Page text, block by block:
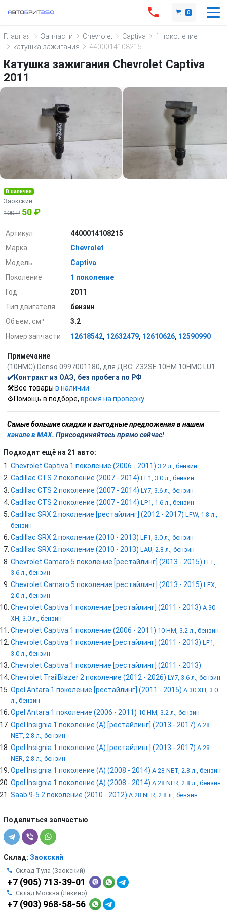
0
Главная Запчасти Chevrolet Captiva
1 поколение
катушка зажигания
4400014108215
Катушка зажигания Chevrolet Captiva
2011
В наличии
Заокский
100 ₽ 50 ₽
Артикул
4400014108215
Марка
Chevrolet
Модель
Captiva
Поколение
1 поколение
Год
2011
Тип двигателя
бензин
Объем, см³
3.2
Номер запчасти
12618542, 12632479, 12610626, 12590990
Примечание
(10HMC) Denso 0997001180, для ДВС: Z32SE 10HM 10HMC LU1
✔️Контракт из ОАЭ, без пробега по РФ
🛠️Все товары в наличии
⚙️Помощь в подборе, время на проверку
Самые большие скидки и выгодные предложения в нашем
канале в MAX. Присоединяйтесь прямо сейчас!
Подходит ещё на 21 авто:
Chevrolet Captiva 1 поколение (2006 - 2011) 3.2 л., бензин
Cadillac CTS 2 поколение (2007 - 2014) LF1, 3.0 л., бензин
Cadillac CTS 2 поколение (2007 - 2014) LY7, 3.6 л., бензин
Cadillac CTS 2 поколение (2007 - 2014) LP1, 1.6 л., бензин
Cadillac SRX 2 поколение [рестайлинг] (2012 - 2017) LFW, 1.8 л.,
бензин
Cadillac SRX 2 поколение (2010 - 2013) LF1, 3.0 л., бензин
Cadillac SRX 2 поколение (2010 - 2013) LAU, 2.8 л., бензин
Chevrolet Camaro 5 поколение [рестайлинг] (2013 - 2015) LLT,
3.6 л., бензин
Chevrolet Camaro 5 поколение [рестайлинг] (2013 - 2015) LFX,
2.0 л., бензин
Chevrolet Captiva 1 поколение [рестайлинг] (2011 - 2013) A 30
XH, 3.0 л., бензин
Chevrolet Captiva 1 поколение (2006 - 2011) 10 HM, 3.2 л., бензин
Chevrolet Captiva 1 поколение [рестайлинг] (2011 - 2013) LF1,
3.0 л., бензин
Chevrolet Captiva 1 поколение [рестайлинг] (2011 - 2013)
Chevrolet TrailBlazer 2 поколение (2012 - 2026) LY7, 3.6 л., бензин
Opel Antara 1 поколение [рестайлинг] (2011 - 2015) A 30 XH, 3.0
л., бензин
Opel Antara 1 поколение (2006 - 2011) 10 HM, 3.2 л., бензин
Opel Insignia 1 поколение (A) [рестайлинг] (2013 - 2017) A 28
NET, 2.8 л., бензин
Opel Insignia 1 поколение (A) [рестайлинг] (2013 - 2017) A 28
NER, 2.8 л., бензин
Opel Insignia 1 поколение (A) (2008 - 2014) A 28 NET, 2.8 л., бензин
Opel Insignia 1 поколение (A) (2008 - 2014) A 28 NER, 2.8 л., бензин
Saab 9-5 2 поколение (2010 - 2012) A 28 NER, 2.8 л., бензин
Поделиться запчастью
Склад: Заокский
Склад Тула (Заокский)
+7 (905) 713-39-01
Склад Москва (Ликино)
+7 (903) 968-58-56